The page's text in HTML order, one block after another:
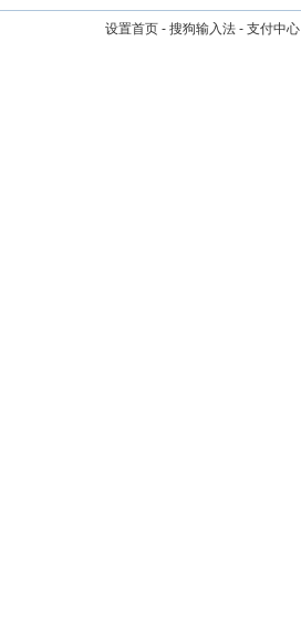
设置首页 - 搜狗输入法 - 支付中心